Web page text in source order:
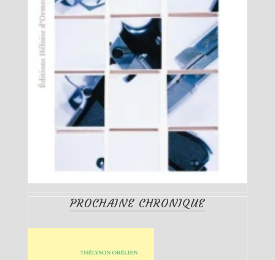
PROCHAINE CHRONIQUE